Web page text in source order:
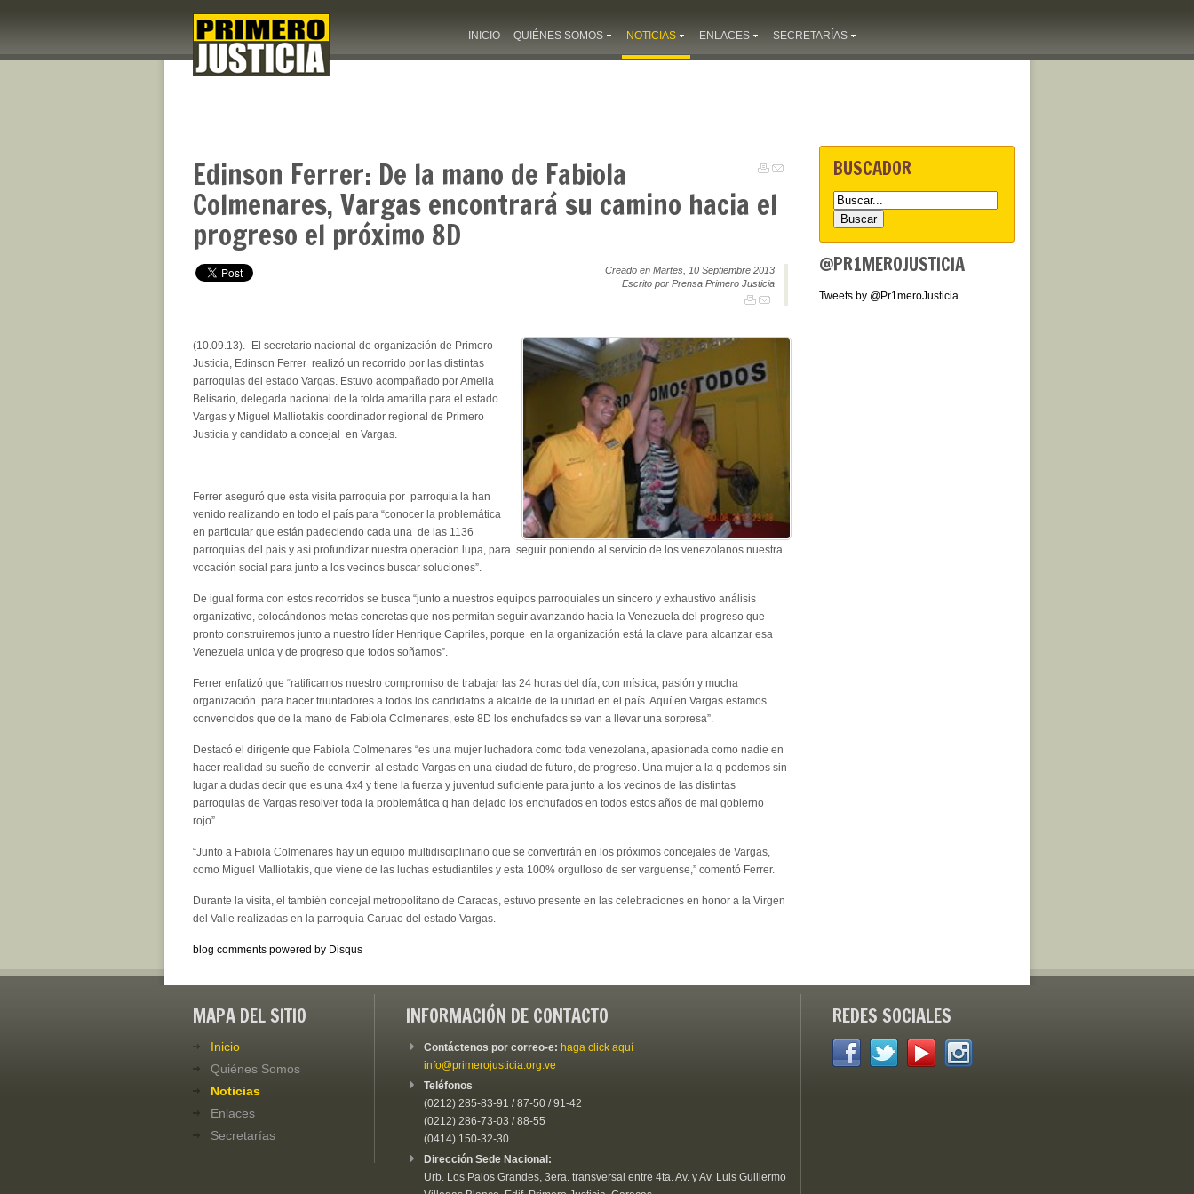
INICIO QUIÉNES SOMOS NOTICIAS ENLACES SECRETARÍAS
Edinson Ferrer: De la mano de Fabiola
Colmenares, Vargas encontrará su camino hacia el
progreso el próximo 8D
Creado en Martes, 10 Septiembre 2013
Escrito por Prensa Primero Justicia
(10.09.13).- El secretario nacional de organización de Primero
Justicia, Edinson Ferrer realizó un recorrido por las distintas
parroquias del estado Vargas. Estuvo acompañado por Amelia
Belisario, delegada nacional de la tolda amarilla para el estado
Vargas y Miguel Malliotakis coordinador regional de Primero
Justicia y candidato a concejal en Vargas.
Ferrer aseguró que esta visita parroquia por parroquia la han
venido realizando en todo el país para “conocer la problemática
en particular que están padeciendo cada una de las 1136
parroquias del país y así profundizar nuestra operación lupa, para seguir poniendo al servicio de los venezolanos nuestra
vocación social para junto a los vecinos buscar soluciones”.
De igual forma con estos recorridos se busca “junto a nuestros equipos parroquiales un sincero y exhaustivo análisis
organizativo, colocándonos metas concretas que nos permitan seguir avanzando hacia la Venezuela del progreso que
pronto construiremos junto a nuestro líder Henrique Capriles, porque en la organización está la clave para alcanzar esa
Venezuela unida y de progreso que todos soñamos”.
Ferrer enfatizó que “ratificamos nuestro compromiso de trabajar las 24 horas del día, con mística, pasión y mucha
organización para hacer triunfadores a todos los candidatos a alcalde de la unidad en el país. Aquí en Vargas estamos
convencidos que de la mano de Fabiola Colmenares, este 8D los enchufados se van a llevar una sorpresa”.
Destacó el dirigente que Fabiola Colmenares “es una mujer luchadora como toda venezolana, apasionada como nadie en
hacer realidad su sueño de convertir al estado Vargas en una ciudad de futuro, de progreso. Una mujer a la q podemos sin
lugar a dudas decir que es una 4x4 y tiene la fuerza y juventud suficiente para junto a los vecinos de las distintas
parroquias de Vargas resolver toda la problemática q han dejado los enchufados en todos estos años de mal gobierno
rojo”.
“Junto a Fabiola Colmenares hay un equipo multidisciplinario que se convertirán en los próximos concejales de Vargas,
como Miguel Malliotakis, que viene de las luchas estudiantiles y esta 100% orgulloso de ser varguense,” comentó Ferrer.
Durante la visita, el también concejal metropolitano de Caracas, estuvo presente en las celebraciones en honor a la Virgen
del Valle realizadas en la parroquia Caruao del estado Vargas.
blog comments powered by Disqus
BUSCADOR
@PR1MEROJUSTICIA
Tweets by @Pr1meroJusticia
MAPA DEL SITIO
Inicio
Quiénes Somos
Noticias
Enlaces
Secretarías
INFORMACIÓN DE CONTACTO
Contáctenos por correo-e: haga click aquí
info@primerojusticia.org.ve
Teléfonos
(0212) 285-83-91 / 87-50 / 91-42
(0212) 286-73-03 / 88-55
(0414) 150-32-30
Dirección Sede Nacional:
Urb. Los Palos Grandes, 3era. transversal entre 4ta. Av. y Av. Luis Guillermo
REDES SOCIALES